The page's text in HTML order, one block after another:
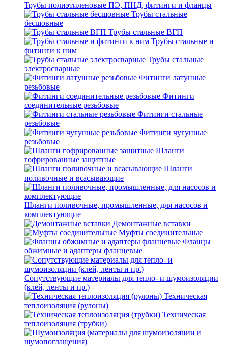
Трубы полиэтиленовые ПЭ, ПНД, фитинги и фланцы
Трубы стальные
бесшовные
Трубы стальные ВГП
Трубы стальные и
фитинги к ним
Трубы стальные
электросварные
Фитинги латунные
резьбовые
Фитинги
соединительные резьбовые
Фитинги стальные
резьбовые
Фитинги чугунные
резьбовые
Шланги
гофрированные защитные
Шланги
поливочные и всасывающие
Шланги поливочные, промышленные, для насосов и
комплектующие
Демонтажные вставки
Муфты соединительные
Фланцы
обжимные и адаптеры фланцевые
Сопутствующие материалы для тепло- и шумоизоляции
(клей, ленты и пр.)
Техническая
теплоизоляция (рулоны)
Техническая
теплоизоляция (трубки)